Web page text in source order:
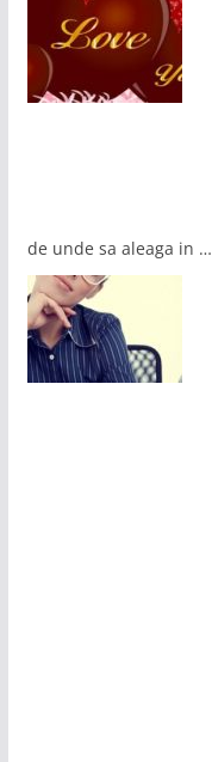
de unde sa aleaga in …